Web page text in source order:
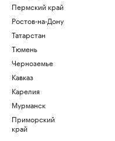
Пермский край
Ростов-на-Дону
Татарстан
Тюмень
Черноземье
Кавказ
Карелия
Мурманск
Приморский
край